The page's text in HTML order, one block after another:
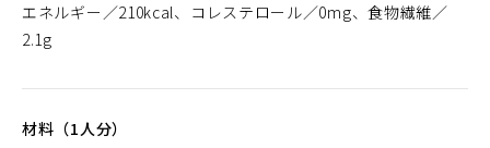
エネルギー 210kcal コレステロール 0mg
食物繊維
2.1g
材料（1人分）